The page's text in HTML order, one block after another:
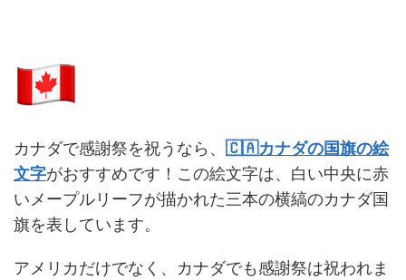
カナダで感謝祭を祝うなら、 🇨🇦カナダの国旗の絵
文字がおすすめです！この絵文字は、白い中央に赤
いメープルリーフが描かれた三本の横縞のカナダ国
旗を表しています。
アメリカだけでなく、カナダでも感謝祭は祝われま